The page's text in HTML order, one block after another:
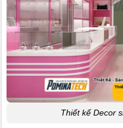
Thiết kế Decor